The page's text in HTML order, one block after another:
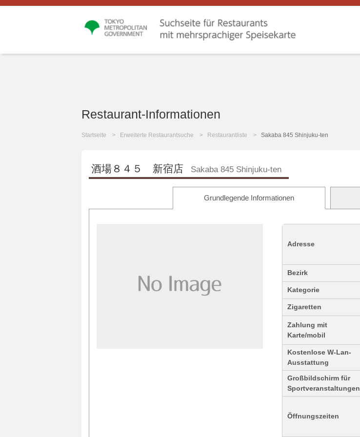
Restaurant-Informationen
Startseite Erweiterte Restaurantsuche Restaurantliste Sakaba 845 Shinjuku-ten
酒場８４５ 新宿店 Sakaba 845 Shinjuku-ten
Grundlegende Informationen
Adresse
Bezirk
Kategorie
Zigaretten
Zahlung mit
Karte/mobil
Kostenlose W-Lan-
Ausstattung
Großbildschirm für
Sportveranstaltungen
Öffnungszeiten